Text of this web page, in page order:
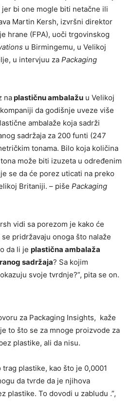
jer bi one mogle biti netačne ili
Martin Kersh, izvršni direktor
hrane (FPA), uoči trgovinskog
u Birmingemu, u Velikoj
u intervjuu za Packaging
naplastičnu ambalažu u Velikoj
da godišnje uveze više
ambalaže koja sadrži
sadržaja za 200 funti (247
tonama. Bilo koja količina
može biti izuzeta u određenim
se da će porez uticati na preko
Britaniji. – piše Packaging
vidi sa porezom je kako će
pridržavaju onoga što nalaže
da li je plastična ambalaža
sadržaja? Sa kojim
svoje tvrdnje?”, pita se on.
za Packaging Insights, kaže
to što se za mnoge proizvode za
plastike, ali da nisu.
trag plastike, kao što je 0,0001
da tvrde da je njihova
plastike. To dovodi u zabludu .”,